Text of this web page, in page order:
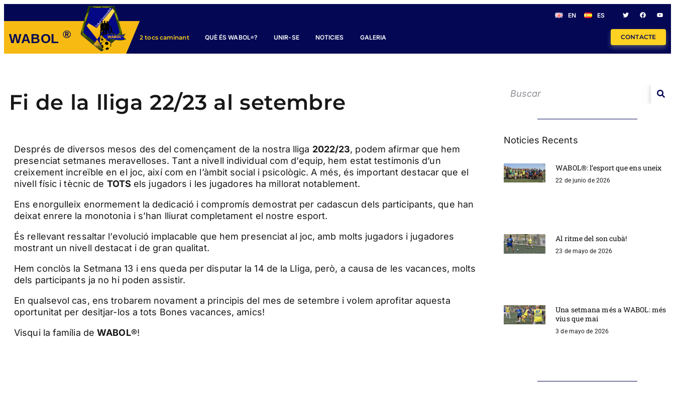
EN ES
WABOL ® 2 tocs caminant CONTACTE
QUÈ ÉS WABOL®? UNIR-SE NOTICIES GALERIA
Fi de la lliga 22/23 al setembre
Després de diversos mesos des del començament de la nostra lliga 2022/23, podem afirmar que hem
presenciat setmanes meravelloses. Tant a nivell individual com d’equip, hem estat testimonis d’un
creixement increïble en el joc, així com en l’àmbit social i psicològic. A més, és important destacar que el
nivell físic i tècnic de TOTS els jugadors i les jugadores ha millorat notablement.
Ens enorgulleix enormement la dedicació i compromís demostrat per cadascun dels participants, que han
deixat enrere la monotonia i s’han lliurat completament el nostre esport.
És rellevant ressaltar l’evolució implacable que hem presenciat al joc, amb molts jugadors i jugadores
mostrant un nivell destacat i de gran qualitat.
Hem conclòs la Setmana 13 i ens queda per disputar la 14 de la Lliga, però, a causa de les vacances, molts
dels participants ja no hi poden assistir.
En qualsevol cas, ens trobarem novament a principis del mes de setembre i volem aprofitar aquesta
oportunitat per desitjar-los a tots Bones vacances, amics!
Visqui la família deWABOL®!
Noticies Recents
WABOL®: l’esport que ens uneix
22 de junio de 2026
Al ritme del son cubà!
23 de mayo de 2026
Una setmana més a WABOL: més
vius que mai
3 de mayo de 2026